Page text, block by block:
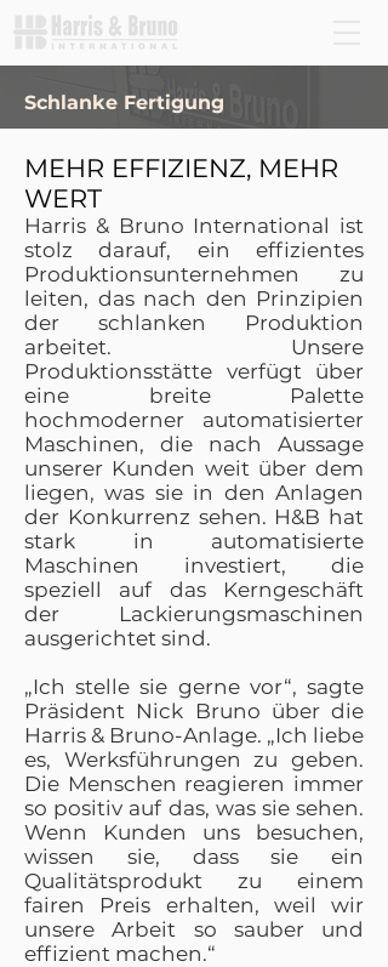
Schlanke Fertigung
MEHR EFFIZIENZ, MEHR
WERT
Harris & Bruno International ist
stolz darauf, ein effizientes
Produktionsunternehmen zu
leiten, das nach den Prinzipien
der schlanken Produktion
arbeitet. Unsere
Produktionsstätte verfügt über
eine breite Palette
hochmoderner automatisierter
Maschinen, die nach Aussage
unserer Kunden weit über dem
liegen, was sie in den Anlagen
der Konkurrenz sehen. H&B hat
stark in automatisierte
Maschinen investiert, die
speziell auf das Kerngeschäft
der Lackierungsmaschinen
ausgerichtet sind.
„Ich stelle sie gerne vor“, sagte
Präsident Nick Bruno über die
Harris & Bruno-Anlage. „Ich liebe
es, Werksführungen zu geben.
Die Menschen reagieren immer
so positiv auf das, was sie sehen.
Wenn Kunden uns besuchen,
wissen sie, dass sie ein
Qualitätsprodukt zu einem
fairen Preis erhalten, weil wir
unsere Arbeit so sauber und
effizient machen.“